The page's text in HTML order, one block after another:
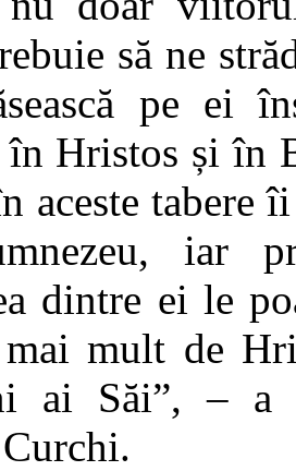
să ne
pe ei
în Hristos și
aceste tabere
iar
dintre ei le
mai mult de
ai Săi”, – a